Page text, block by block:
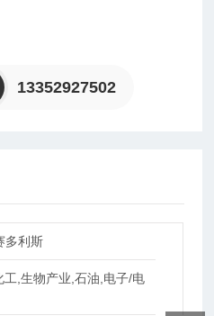
13352927502
多利斯
工,生物产业,石油,电子/电